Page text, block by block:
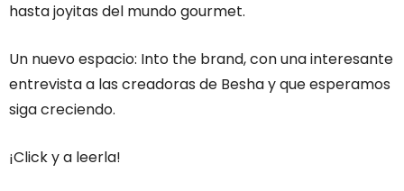
hasta joyitas del mundo gourmet.
Un nuevo espacio: Into the brand, con una interesante
entrevista a las creadoras de Besha y que esperamos
siga creciendo.
¡Click y a leerla!